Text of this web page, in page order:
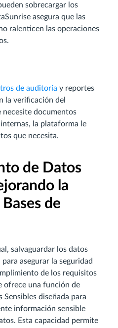
sobrecargar los
asegura que las
ralenticen las operaciones
de auditoría y reportes
la verificación del
necesite documentos
la plataforma le
que necesita.
de Datos
la
de
salvaguardar los datos
asegurar la seguridad
de los requisitos
ofrece una función de
diseñada para
información sensible
Esta capacidad permite